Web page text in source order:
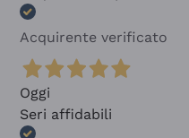
Acquirente verificato
Oggi
Seri affidabili